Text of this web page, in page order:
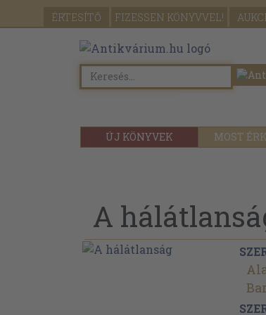
ÉRTESÍTŐ FIZESSEN KÖNYVVEL!
ÚJ KÖNYVEK MOST
A